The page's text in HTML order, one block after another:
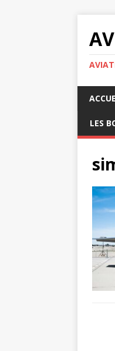
LES